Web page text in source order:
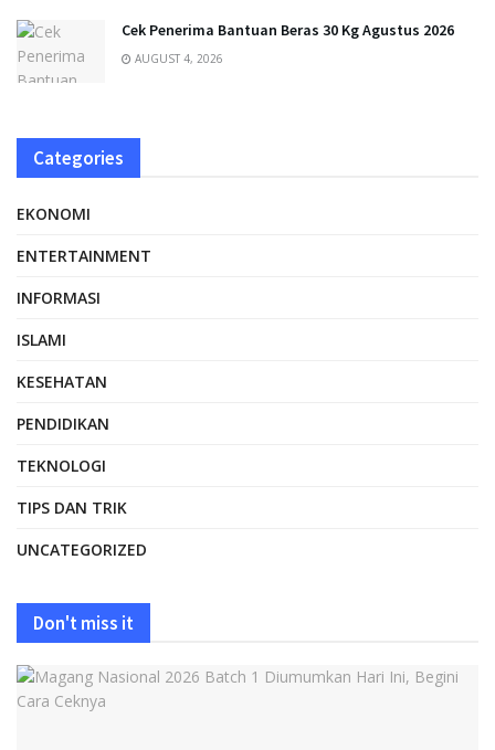
Cek Penerima Bantuan Beras 30 Kg Agustus 2026
AUGUST 4, 2026
Categories
EKONOMI
ENTERTAINMENT
INFORMASI
ISLAMI
KESEHATAN
PENDIDIKAN
TEKNOLOGI
TIPS DAN TRIK
UNCATEGORIZED
Don't miss it